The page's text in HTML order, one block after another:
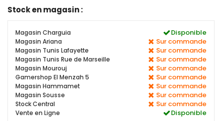
Stock en magasin :
Magasin Charguia Disponible
Magasin Ariana Sur commande
Magasin Tunis Lafayette Sur commande
Magasin Tunis Rue de Marseille Sur commande
Magasin Mourouj Sur commande
Gamershop El Menzah 5 Sur commande
Magasin Hammamet Sur commande
Magasin Sousse Sur commande
Stock Central Sur commande
Vente en Ligne Disponible